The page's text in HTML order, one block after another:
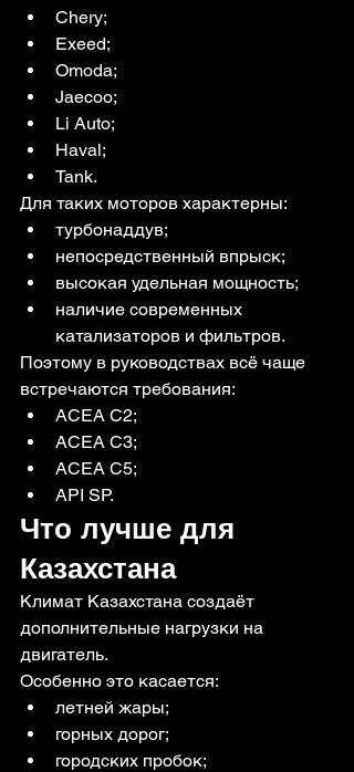
Chery;
Exeed;
Omoda;
Jaecoo;
Li Auto;
Haval;
Tank.
Для таких моторов характерны:
турбонаддув;
непосредственный впрыск;
высокая удельная мощность;
наличие современных
катализаторов и фильтров.
Поэтому в руководствах всё чаще
встречаются требования:
ACEA C2;
ACEA C3;
ACEA C5;
API SP.
Что лучше для
Казахстана
Климат Казахстана создаёт
дополнительные нагрузки на
двигатель.
Особенно это касается:
летней жары;
горных дорог;
городских пробок;